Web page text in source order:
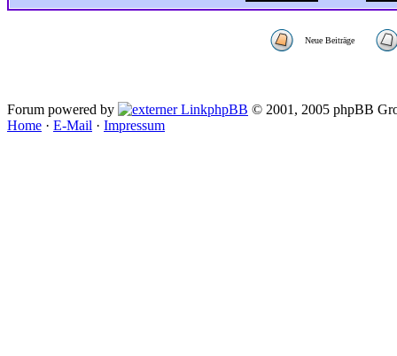
Neue Beiträge
Forum powered by phpBB © 2001, 2005 phpBB
Home · E-Mail · Impressum